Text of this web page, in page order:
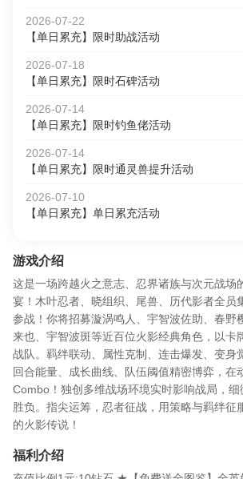
2026-07-22
【单日累充】限时助战活动
2026-07-18
【单日累充】限时石碑活动
2026-07-14
【单日累充】限时钓鱼佬活动
2026-07-14
【单日累充】限时通灵兽提升活动
2026-07-10
【单日累充】单日累充活动
游戏介绍
这是一场跨越火之意志、忍界诸族与次元战场
宴！木叶忍者、晓组织、尾兽、历代影者全员
参战！你将招募漩涡鸣人、宇智波佐助、春野
来也、宇智波斑等近百位火影经典角色，以卡
战队。羁绊联动、属性克制、连击爆发、变身
回合能量、成长曲线、队伍阈值精密博弈，在
Combo！独创多维战场环境实时影响战局，
胜负。指尖运筹，忍者征战，用策略与羁绊征
的火影传说！
福利介绍